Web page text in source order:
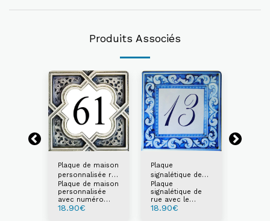
Produits Associés
Plaque de maison
personnalisée réf.
BM1
Plaque de maison
personnalisée
avec numéro
et/ou texte
18.90€
Plaque
signalétique de
rue réf. BM2
Plaque
signalétique de
rue avec le
numéro et/ou le
18.90€